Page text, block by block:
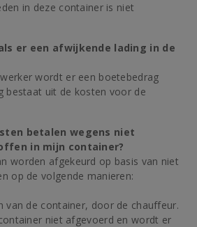
in deze container is niet
er een afwijkende lading in de
wordt er een boetebedrag
bestaat uit de kosten voor de
betalen wegens niet
in mijn container?
worden afgekeurd op basis van niet
op de volgende manieren:
van de container, door de chauffeur.
niet afgevoerd en wordt er